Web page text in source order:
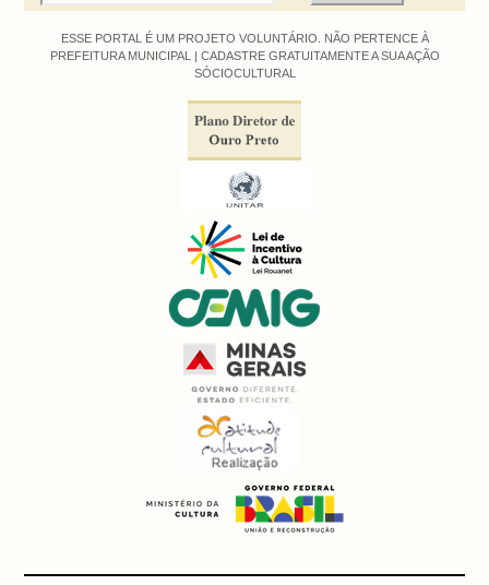
ESSE PORTAL É UM PROJETO VOLUNTÁRIO. NÃO PERTENCE À
PREFEITURA MUNICIPAL | CADASTRE GRATUITAMENTE A SUA AÇÃO
SÓCIOCULTURAL